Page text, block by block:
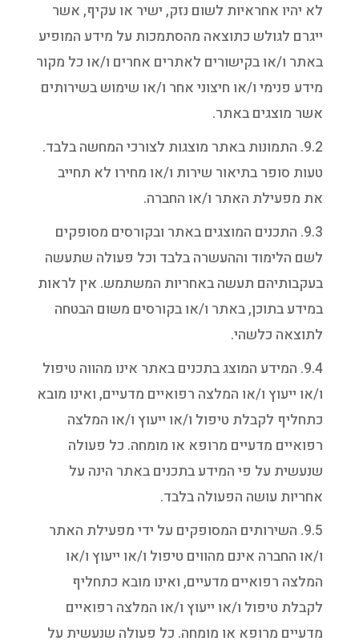
לא יהיו אחראיות לשום נזק, ישיר או עקיף, אשר
ייגרם לגולש כתוצאה מהסתמכות על מידע המופיע
באתר ו/או בקישורים לאתרים אחרים ו/או כל מקור
מידע פנימי ו/או חיצוני אחר ו/או שימוש בשירותים
אשר מוצגים באתר.
9.2. התמונות באתר מוצגות לצורכי המחשה בלבד.
טעות סופר בתיאור שירות ו/או מחירו לא תחייב
את מפעילת האתר ו/או החברה.
9.3. התכנים המוצגים באתר ובקורסים מסופקים
לשם הלימוד וההעשרה בלבד וכל פעולה שתעשה
בעקבותיהם תעשה באחריות המשתמש. אין לראות
במידע בתוכן, באתר ו/או בקורסים משום הבטחה
לתוצאה כלשהי.
9.4. המידע המוצג בתכנים באתר אינו מהווה טיפול
ו/או ייעוץ ו/או המלצה רפואיים מדעיים, ואינו מובא
כתחליף לקבלת טיפול ו/או ייעוץ ו/או המלצה
רפואיים מדעיים מרופא או מומחה. כל פעולה
שנעשית על פי המידע בתכנים באתר הינה על
אחריות עושה הפעולה בלבד.
9.5. השירותים המסופקים על ידי מפעילת האתר
ו/או החברה אינם מהווים טיפול ו/או ייעוץ ו/או
המלצה רפואיים מדעיים, ואינו מובא כתחליף
לקבלת טיפול ו/או ייעוץ ו/או המלצה רפואיים
מדעיים מרופא או מומחה. כל פעולה שנעשית על